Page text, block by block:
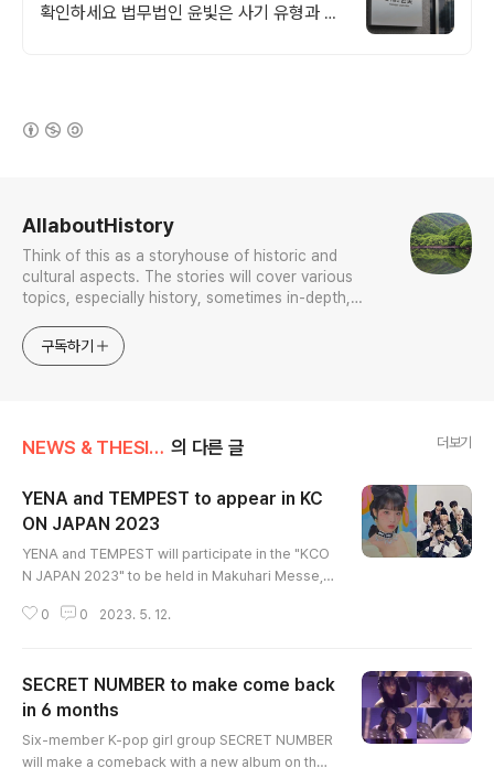
확인하세요 법무법인 윤빛은 사기 유형과 피
AllaboutHistory
Think of this as a storyhouse of historic and
cultural aspects. The stories will cover various
topics, especially history, sometimes in-depth,
approach will be to resist any common sense or
generalized viewpoint
구독하기
NEWS & THESIS/K-Culture & Sports 의 다른 글 더보기
YENA and TEMPEST to appear in KC
ON JAPAN 2023
YENA and TEMPEST will participate in the "KCO
N JAPAN 2023" to be held in Makuhari Messe, J
will be on stage on the first day, will sing her sol
the title song "Dangerous" of its fourth mini-albu
m. (END)
0 0 2023. 5. 12.
SECRET NUMBER to make come back
in 6 months
Six-member K-pop girl group SECRET NUMBER
will make a comeback with a new album on the